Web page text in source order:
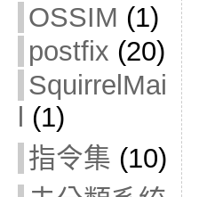
OSSIM (1)
postfix (20)
SquirrelMai
(1)
指令集 (10)